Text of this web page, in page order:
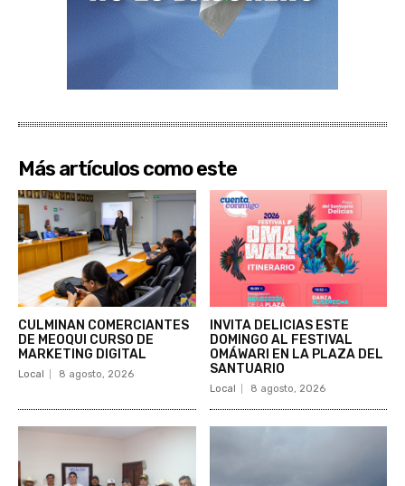
Más artículos como este
CULMINAN COMERCIANTES
DE MEOQUI CURSO DE
MARKETING DIGITAL
Local 8 agosto, 2026
INVITA DELICIAS ESTE
DOMINGO AL FESTIVAL
OMÁWARI EN LA PLAZA DEL
SANTUARIO
Local 8 agosto, 2026